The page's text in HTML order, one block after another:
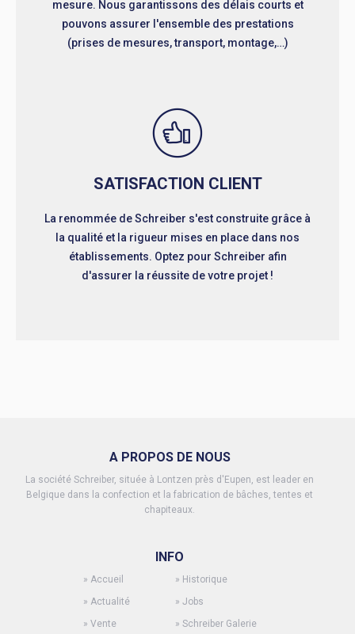
mesure. Nous garantissons des délais courts et
pouvons assurer l'ensemble des prestations
(prises de mesures, transport, montage,…)
SATISFACTION CLIENT
La renommée de Schreiber s'est construite grâce à
la qualité et la rigueur mises en place dans nos
établissements. Optez pour Schreiber afin
d'assurer la réussite de votre projet !
A PROPOS DE NOUS
La société Schreiber, située à Lontzen près d'Eupen, est leader en
Belgique dans la confection et la fabrication de bâches, tentes et
chapiteaux.
INFO
» Accueil
» Actualité
» Vente
» Historique
» Jobs
» Schreiber Galerie